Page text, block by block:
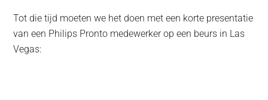
Tot die tijd moeten we het doen met een korte presentatie
van een Philips Pronto medewerker op een beurs in Las
Vegas: